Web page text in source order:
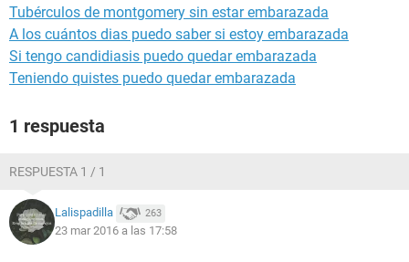
Tubérculos de montgomery sin estar embarazada
A los cuántos dias puedo saber si estoy embarazada
Si tengo candidiasis puedo quedar embarazada
Teniendo quistes puedo quedar embarazada
1 respuesta
RESPUESTA 1 / 1
Lalispadilla 263
23 mar 2016 a las 17:58